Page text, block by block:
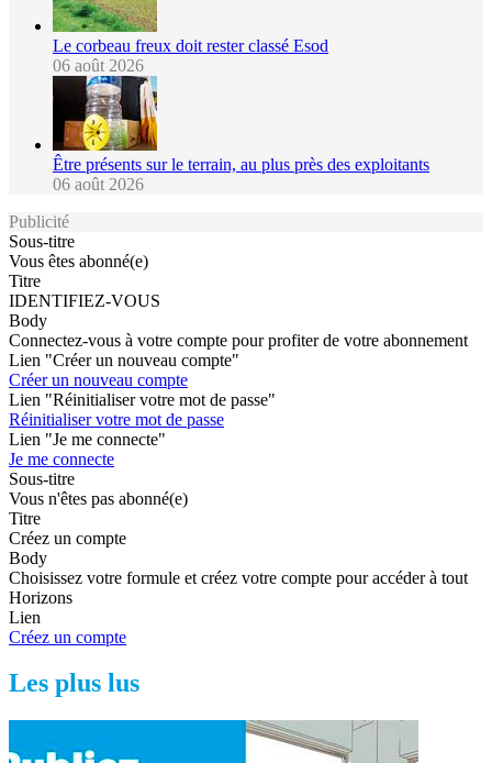
Le corbeau freux doit rester classé Esod
06 août 2026
Être présents sur le terrain, au plus près des exploitants
06 août 2026
Publicité
Sous-titre
Vous êtes abonné(e)
Titre
IDENTIFIEZ-VOUS
Body
Connectez-vous à votre compte pour profiter de votre abonnement
Lien "Créer un nouveau compte"
Créer un nouveau compte
Lien "Réinitialiser votre mot de passe"
Réinitialiser votre mot de passe
Lien "Je me connecte"
Je me connecte
Sous-titre
Vous n'êtes pas abonné(e)
Titre
Créez un compte
Body
Choisissez votre formule et créez votre compte pour accéder à tout
Horizons
Lien
Créez un compte
Les plus lus